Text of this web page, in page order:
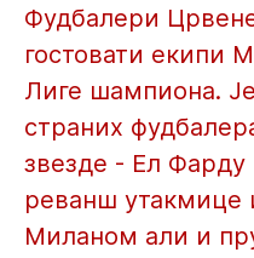
Фудбалери
гостовати екипи
Лиге шампиона.
страних
звезде - Ел
реванш утакмице
Миланом али и